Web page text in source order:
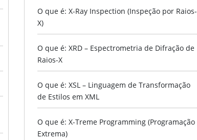
O que é: X-Ray Inspection (Inspeção por Raios-
X)
O que é: XRD – Espectrometria de Difração de
Raios-X
O que é: XSL – Linguagem de Transformação
de Estilos em XML
O que é: X-Treme Programming (Programação
Extrema)